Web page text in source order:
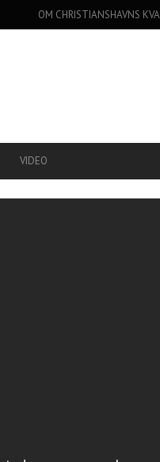
OM CHRISTIANSHAVNS
VIDEO